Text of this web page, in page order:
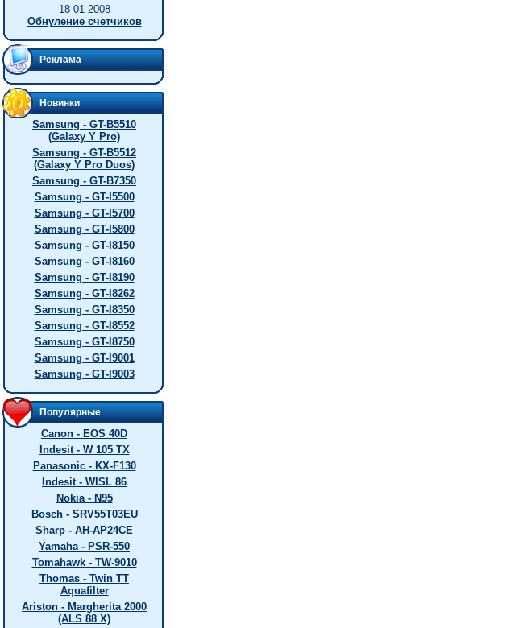
18-01-2008
Обнуление счетчиков
Реклама
Новинки
Samsung - GT-B5510
(Galaxy Y Pro)
Samsung - GT-B5512
(Galaxy Y Pro Duos)
Samsung - GT-B7350
Samsung - GT-I5500
Samsung - GT-I5700
Samsung - GT-I5800
Samsung - GT-I8150
Samsung - GT-I8160
Samsung - GT-I8190
Samsung - GT-I8262
Samsung - GT-I8350
Samsung - GT-I8552
Samsung - GT-I8750
Samsung - GT-I9001
Samsung - GT-I9003
Популярные
Canon - EOS 40D
Indesit - W 105 TX
Panasonic - KX-F130
Indesit - WISL 86
Nokia - N95
Bosch - SRV55T03EU
Sharp - AH-AP24CE
Yamaha - PSR-550
Tomahawk - TW-9010
Thomas - Twin TT
Aquafilter
Ariston - Margherita 2000
(ALS 88 X)